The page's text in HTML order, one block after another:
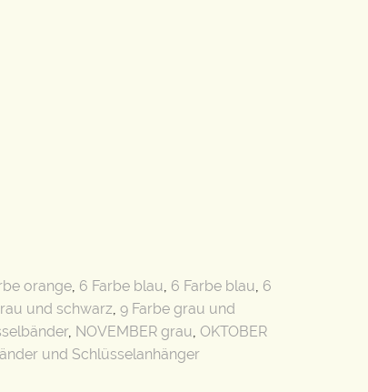
orange 6 Farbe blau 6 Farbe blau 6
und schwarz 9 Farbe grau und
, NOVEMBER grau OKTOBER
und Schlüsselanhänger